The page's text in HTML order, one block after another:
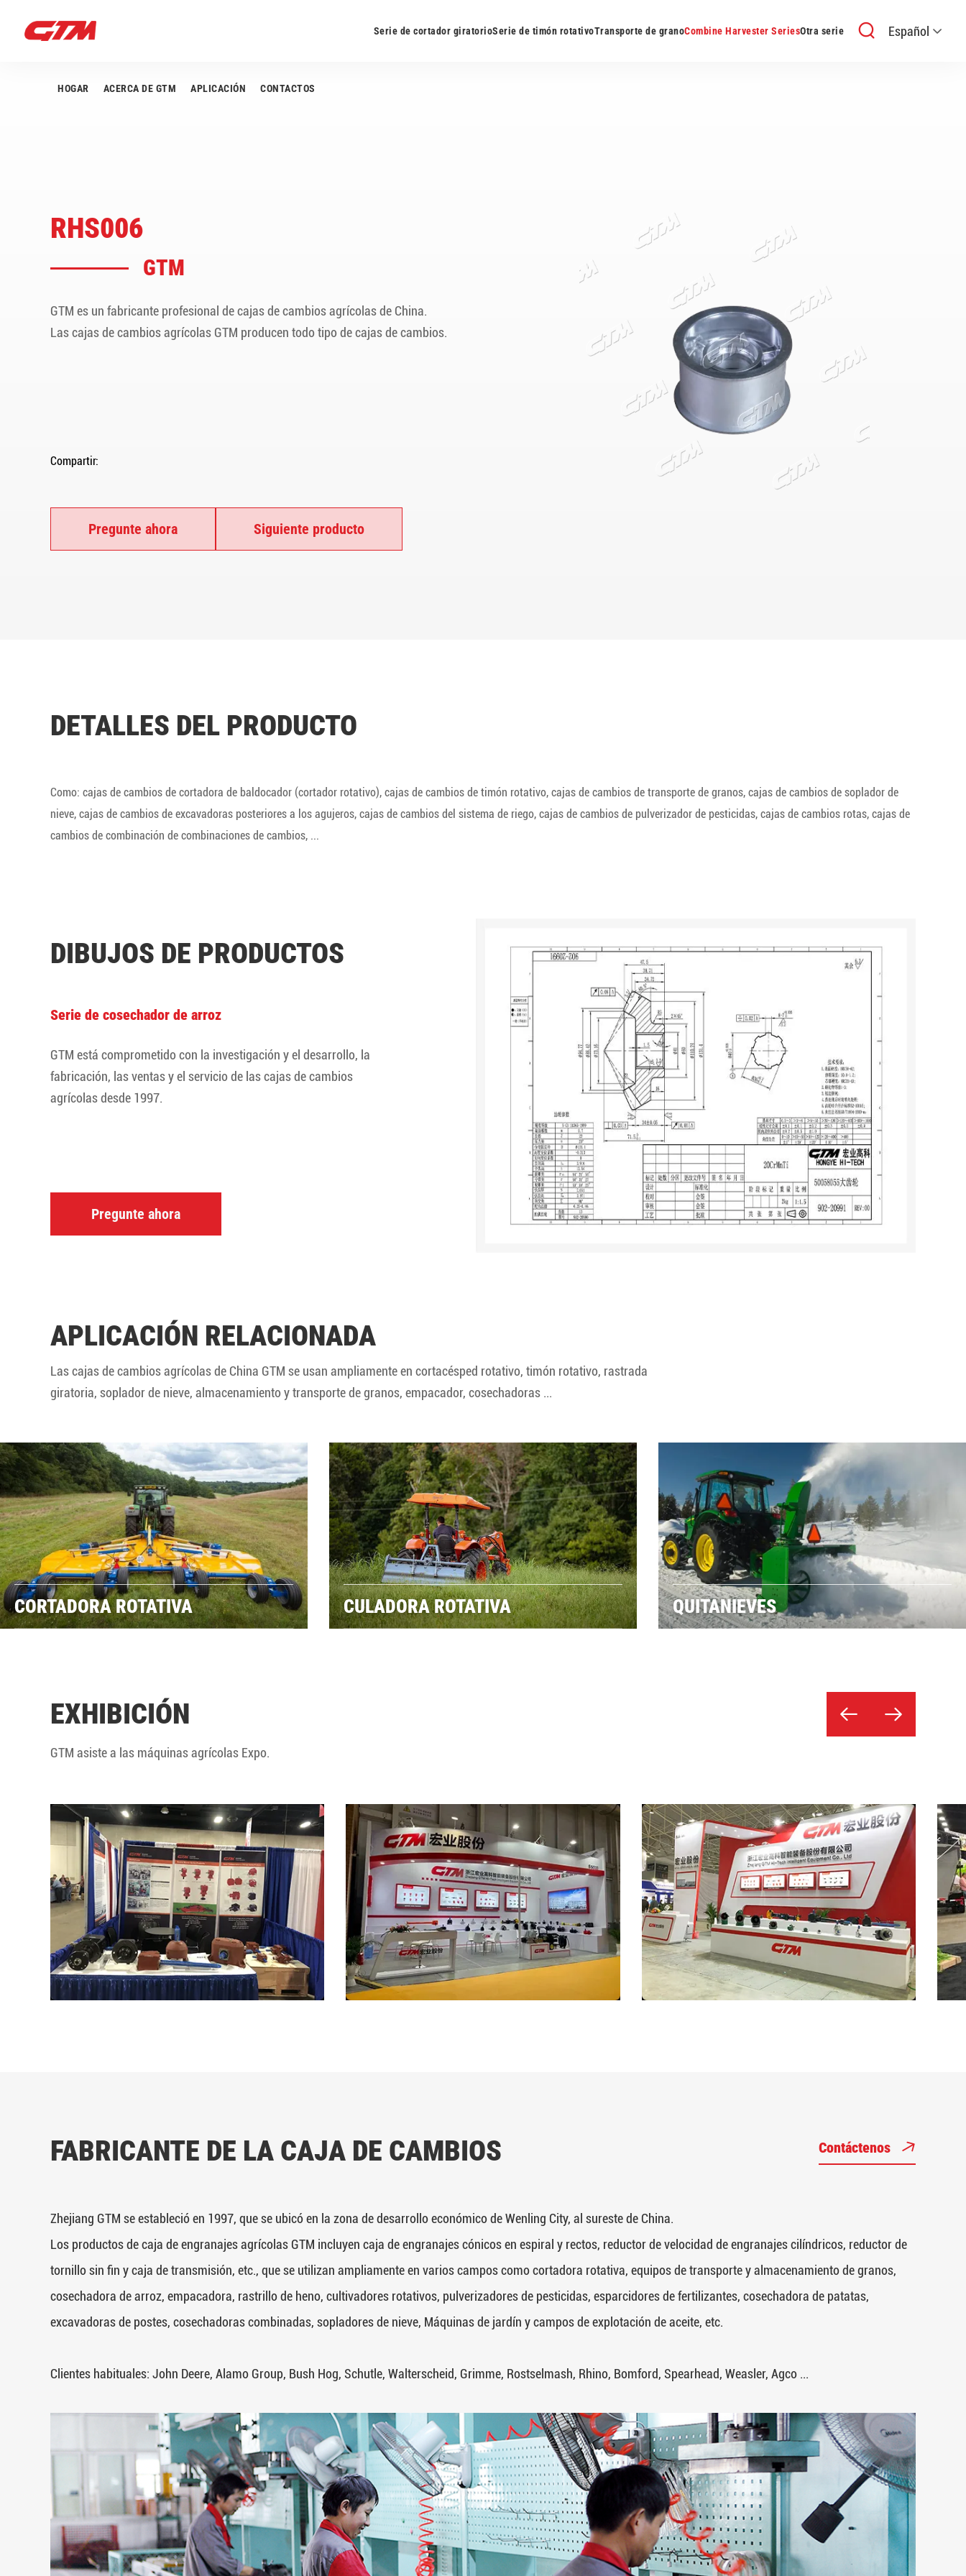
Serie de cortador giratorioSerie de timón rotativoTransporte de granoCombine Harvester SeriesOtra serie Español
HOGAR ACERCA DE GTM APLICACIÓN CONTACTOS
RHS006
GTM
GTM es un fabricante profesional de cajas de cambios agrícolas de China.
Las cajas de cambios agrícolas GTM producen todo tipo de cajas de cambios.
Compartir:
Pregunte ahora Siguiente producto
DETALLES DEL PRODUCTO
Como: cajas de cambios de cortadora de baldocador (cortador rotativo), cajas de cambios de timón rotativo, cajas de cambios de transporte de granos, cajas de cambios de soplador de
nieve, cajas de cambios de excavadoras posteriores a los agujeros, cajas de cambios del sistema de riego, cajas de cambios de pulverizador de pesticidas, cajas de cambios rotas, cajas de
cambios de combinación de combinaciones de cambios, ...
DIBUJOS DE PRODUCTOS
Serie de cosechador de arroz
GTM está comprometido con la investigación y el desarrollo, la
fabricación, las ventas y el servicio de las cajas de cambios
agrícolas desde 1997.
Pregunte ahora
APLICACIÓN RELACIONADA
Las cajas de cambios agrícolas de China GTM se usan ampliamente en cortacésped rotativo, timón rotativo, rastrada
giratoria, soplador de nieve, almacenamiento y transporte de granos, empacador, cosechadoras ...
CORTADORA ROTATIVA CULADORA ROTATIVA QUITANIEVES
EXHIBICIÓN
GTM asiste a las máquinas agrícolas Expo.
FABRICANTE DE LA CAJA DE CAMBIOS Contáctenos
Zhejiang GTM se estableció en 1997, que se ubicó en la zona de desarrollo económico de Wenling City, al sureste de China.
Los productos de caja de engranajes agrícolas GTM incluyen caja de engranajes cónicos en espiral y rectos, reductor de velocidad de engranajes cilíndricos, reductor de
tornillo sin fin y caja de transmisión, etc., que se utilizan ampliamente en varios campos como cortadora rotativa, equipos de transporte y almacenamiento de granos,
cosechadora de arroz, empacadora, rastrillo de heno, cultivadores rotativos, pulverizadores de pesticidas, esparcidores de fertilizantes, cosechadora de patatas,
excavadoras de postes, cosechadoras combinadas, sopladores de nieve, Máquinas de jardín y campos de explotación de aceite, etc.
Clientes habituales: John Deere, Alamo Group, Bush Hog, Schutle, Walterscheid, Grimme, Rostselmash, Rhino, Bomford, Spearhead, Weasler, Agco ...